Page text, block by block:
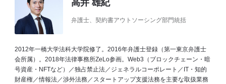
高井 雄紀
弁護士、契約書アウトソーシング部門統括
2012年一橋大学法科大学院修了。2016年弁護士登録（第一東京弁護士
会所属）。2018年法律事務所ZeLo参画。Web3（ブロックチェーン・暗
号資産・NFTなど）／独占禁止法／ジェネラルコーポレート／IT・知的
財産権／情報法／渉外法務／スタートアップ支援法務を主要な取扱業務